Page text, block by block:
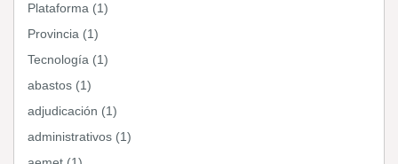
Plataforma (1)
Provincia (1)
Tecnología (1)
abastos (1)
adjudicación (1)
administrativos (1)